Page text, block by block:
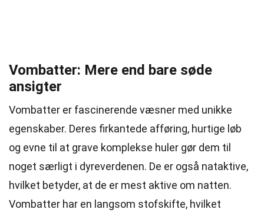
Vombatter: Mere end bare søde
ansigter
Vombatter er fascinerende væsner med unikke
egenskaber. Deres firkantede afføring, hurtige løb
og evne til at grave komplekse huler gør dem til
noget særligt i dyreverdenen. De er også nataktive,
hvilket betyder, at de er mest aktive om natten.
Vombatter har en langsom stofskifte, hvilket